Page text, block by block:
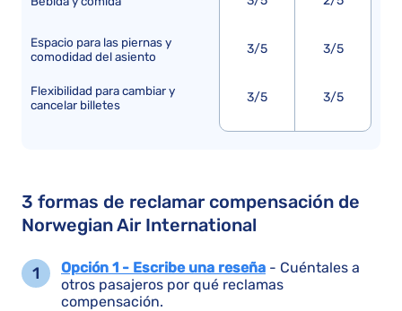
Espacio para las piernas y
comodidad del asiento
Flexibilidad para cambiar y
cancelar billetes
3/5
3/5
3/5
3/5
3 formas de reclamar compensación de
Norwegian Air International
Opción 1 - Escribe una reseña - Cuéntales a
otros pasajeros por qué reclamas
compensación.